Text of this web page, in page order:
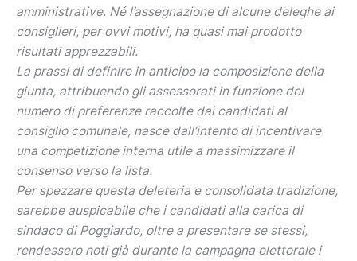
amministrative. Né l’assegnazione di alcune deleghe ai
consiglieri, per ovvi motivi, ha quasi mai prodotto
risultati apprezzabili.
La prassi di definire in anticipo la composizione della
giunta, attribuendo gli assessorati in funzione del
numero di preferenze raccolte dai candidati al
consiglio comunale, nasce dall’intento di incentivare
una competizione interna utile a massimizzare il
consenso verso la lista.
Per spezzare questa deleteria e consolidata tradizione,
sarebbe auspicabile che i candidati alla carica di
sindaco di Poggiardo, oltre a presentare se stessi,
rendessero noti già durante la campagna elettorale i